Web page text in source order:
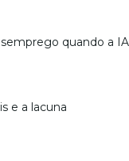
quando a IA
e a lacuna